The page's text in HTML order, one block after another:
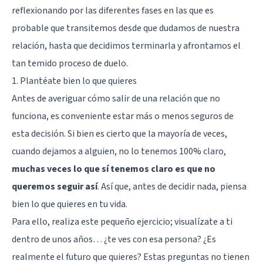
reflexionando por las diferentes fases en las que es
probable que transitemos desde que dudamos de nuestra
relación, hasta que decidimos terminarla y afrontamos el
tan temido proceso de duelo.
1. Plantéate bien lo que quieres
Antes de averiguar cómo salir de una relación que no
funciona, es conveniente estar más o menos seguros de
esta decisión. Si bien es cierto que la mayoría de veces,
cuando dejamos a alguien, no lo tenemos 100% claro,
muchas veces lo que sí tenemos claro es que no
queremos seguir así. Así que, antes de decidir nada, piensa
bien lo que quieres en tu vida.
Para ello, realiza este pequeño ejercicio; visualízate a ti
dentro de unos años… ¿te ves con esa persona? ¿Es
realmente el futuro que quieres? Estas preguntas no tienen